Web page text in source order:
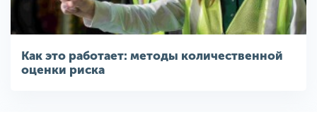
Как это работает: методы количественной
оценки риска